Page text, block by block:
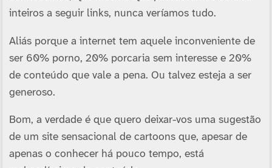
inteiros a seguir links, nunca veríamos tudo.
Aliás porque a internet tem aquele inconveniente de
ser 60% porno, 20% porcaria sem interesse e 20%
de conteúdo que vale a pena. Ou talvez esteja a ser
generoso.
Bom, a verdade é que quero deixar-vos uma sugestão
de um site sensacional de cartoons que, apesar de
apenas o conhecer há pouco tempo, está